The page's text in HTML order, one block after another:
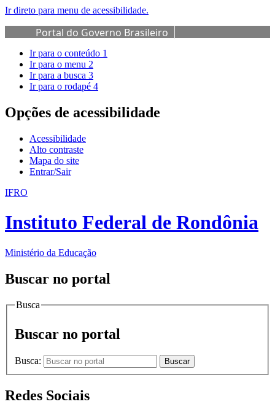
Ir direto para menu de acessibilidade.
Portal do Governo Brasileiro
Ir para o conteúdo 1
Ir para o menu 2
Ir para a busca 3
Ir para o rodapé 4
Opções de acessibilidade
Acessibilidade
Alto contraste
Mapa do site
Entrar/Sair
IFRO
Instituto Federal de Rondônia
Ministério da Educação
Buscar no portal
Busca
Buscar no portal
Busca: Buscar
Redes Sociais